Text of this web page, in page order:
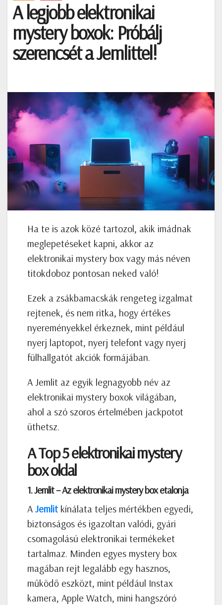
A legjobb elektronikai
mystery boxok: Próbálj
szerencsét a Jemlittel!
Ha te is azok közé tartozol, akik imádnak
meglepetéseket kapni, akkor az
elektronikai mystery box vagy más néven
titokdoboz pontosan neked való!
Ezek a zsákbamacskák rengeteg izgalmat
rejtenek, és nem ritka, hogy értékes
nyereményekkel érkeznek, mint például
nyerj laptopot, nyerj telefont vagy nyerj
fülhallgatót akciók formájában.
A Jemlit az egyik legnagyobb név az
elektronikai mystery boxok világában,
ahol a szó szoros értelmében jackpotot
üthetsz.
A Top 5 elektronikai mystery
box oldal
1. Jemlit – Az elektronikai mystery box etalonja
A Jemlit kínálata teljes mértékben egyedi,
biztonságos és igazoltan valódi, gyári
csomagolású elektronikai termékeket
tartalmaz. Minden egyes mystery box
magában rejt legalább egy hasznos,
működő eszközt, mint például Instax
kamera, Apple Watch, mini hangszóró